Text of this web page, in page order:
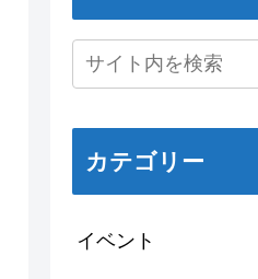
カテゴリー
イベント